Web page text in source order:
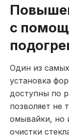
с
Один из
установка
доступны по
позволяет не
омывайки, но
очистки